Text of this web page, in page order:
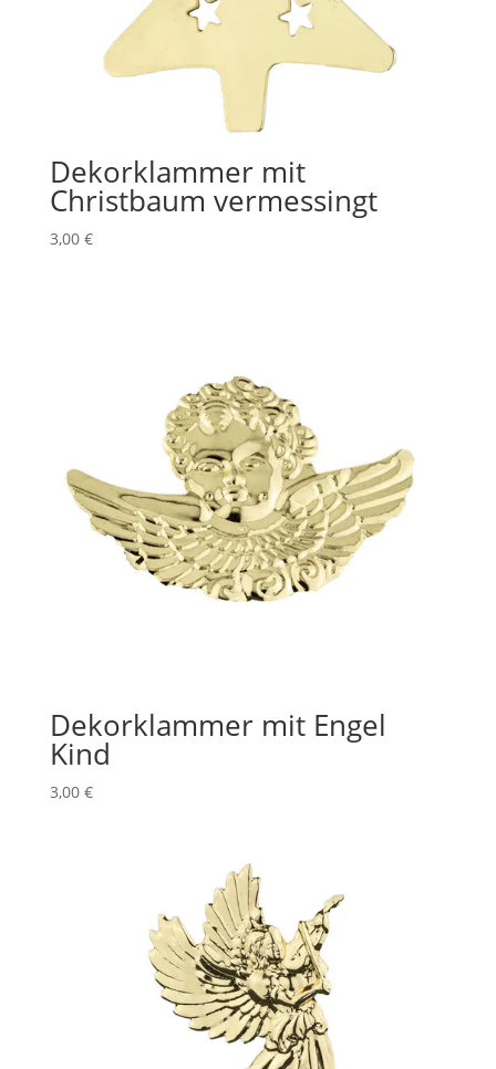
Dekorklammer mit
Christbaum vermessingt
3,00 €
Dekorklammer mit Engel
Kind
3,00 €